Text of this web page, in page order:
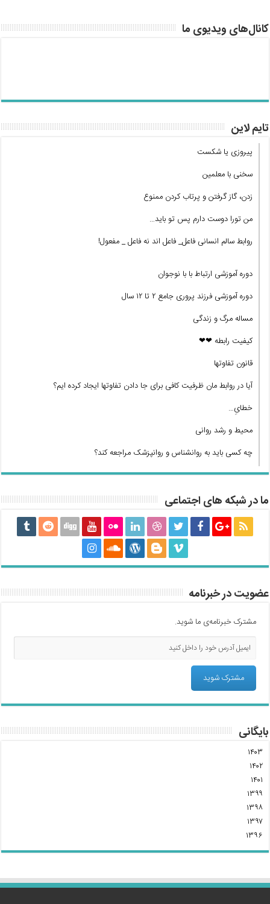
کانال‌های ویدیوی ما
تایم لاین
پیروزی یا شکست
سخنی با معلمین
زدن، گاز گرفتن و پرتاب کردن ممنوع
من تورا دوست دارم پس تو باید…
روابط سالم انسانی فاعل_ فاعل اند نه فاعل _ مفعول!
دوره آموزشی ارتباط با با نوجوان
دوره آموزشی فرزند پروری جامع ۲ تا ۱۲ سال
مساله مرگ و زندگی
کیفیت رابطه ❤❤
قانون تفاوتها
آیا در روابط مان ظرفیت کافی برای جا دادن تفاوتها ایجاد کرده ایم؟
خطایِ…
محیط و رشد روانی
چه کسی باید به روانشناس و روانپزشک مراجعه کند؟
ما در شبکه های اجتماعی
عضویت در خبرنامه
مشترک خبرنامه‌ی ما شوید.
بایگانی
۱۴۰۳
۱۴۰۲
۱۴۰۱
۱۳۹۹
۱۳۹۸
۱۳۹۷
۱۳۹۶